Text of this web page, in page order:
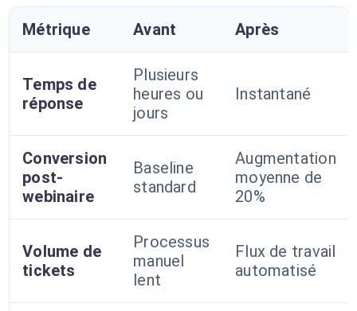
Métrique Avant Après
Temps de
réponse
Plusieurs
heures ou
jours
Instantané
Conversion
post-
webinaire
Baseline
standard
Augmentation
moyenne de
20%
Volume de
tickets
Processus
manuel
lent
Flux de travail
automatisé